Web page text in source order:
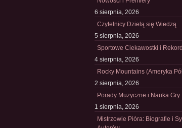
6 sierpnia, 2026
Czytelnicy Dzielą się Wiedzą
5 sierpnia, 2026
Sportowe Ciekawostki i
4 sierpnia, 2026
Rocky Mountains (Ameryka
2 sierpnia, 2026
Porady Muzyczne i Nauka Gry
1 sierpnia, 2026
Mistrzowie Pióra: Biografie i